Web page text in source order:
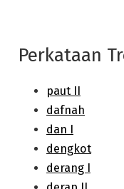
Perkataan